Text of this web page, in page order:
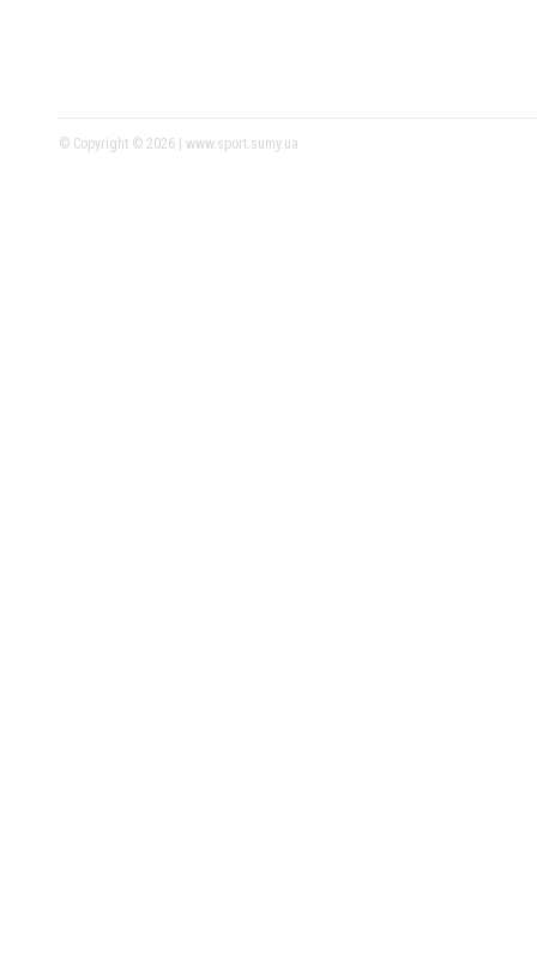
© Copyright © 2026 | www.sport.sumy.ua